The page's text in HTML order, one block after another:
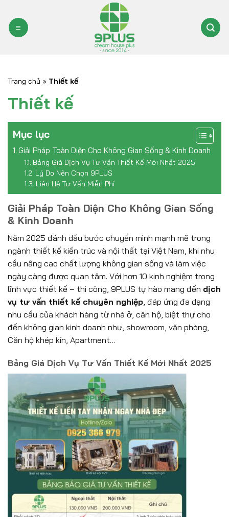
qua
nội
Trang chủ » Thiết kế
Thiết kế
Mục lục
Giải Pháp Toàn Diện Cho Không Gian Sống & Kinh Doanh
Bảng Giá Dịch Vụ Tư Vấn Thiết Kế Mới Nhất 2025
Lý Do Nên Chọn 9PLUS
Liên Hệ Tư Vấn Miễn Phí
Giải Pháp Toàn Diện Cho Không Gian Sống
& Kinh Doanh
Năm 2025 đánh dấu bước chuyển mình mạnh mẽ trong
ngành thiết kế kiến trúc và nội thất tại Việt Nam, khi nhu
cầu nâng cao chất lượng không gian sống và làm việc
ngày càng được quan tâm. Với hơn 10 kinh nghiệm trong
lĩnh vực thiết kế – thi công, 9PLUS tự hào mang đến dịch
vụ tư vấn thiết kế chuyên nghiệp , đáp ứng đa dạng
nhu cầu của khách hàng từ nhà ở, căn hộ, biệt thự cho
đến không gian kinh doanh như, showroom, văn phòng,
Căn hộ khép kín, Apartment…
Bảng Giá Dịch Vụ Tư Vấn Thiết Kế Mới Nhất 2025